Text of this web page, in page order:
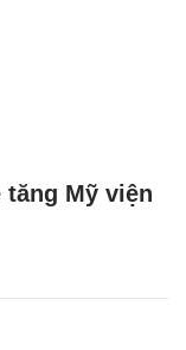
tăng Mỹ viện